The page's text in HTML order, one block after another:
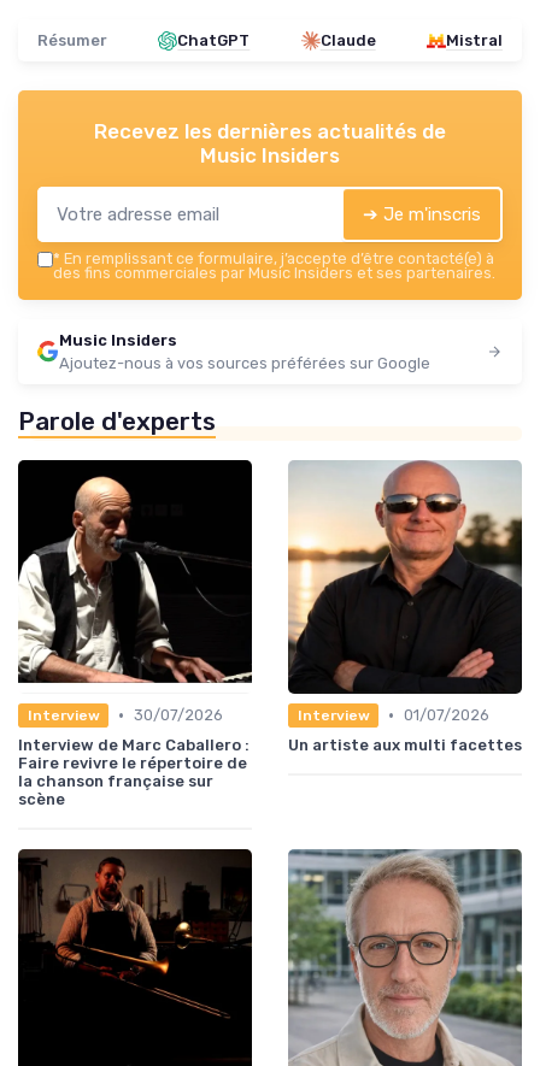
Résumer ChatGPT Claude Mistral
Recevez les dernières actualités de
Music Insiders
➔ Je m'inscris
* En remplissant ce formulaire, j’accepte d’être contacté(e) à
des fins commerciales par Music Insiders et ses partenaires.
Music Insiders
Ajoutez-nous à vos sources préférées sur Google
Parole d'experts
Interview • 30/07/2026
Interview de Marc Caballero :
Faire revivre le répertoire de
la chanson française sur
scène
Interview • 01/07/2026
Un artiste aux multi facettes